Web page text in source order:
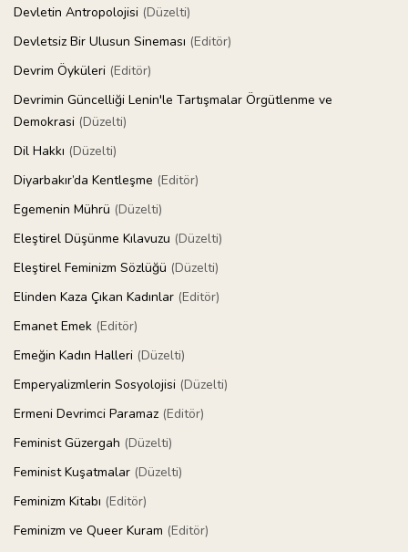
Devletin Antropolojisi (Düzelti)
Devletsiz Bir Ulusun Sineması (Editör)
Devrim Öyküleri (Editör)
Devrimin Güncelliği Lenin'le Tartışmalar Örgütlenme ve
Demokrasi (Düzelti)
Dil Hakkı (Düzelti)
Diyarbakır’da Kentleşme (Editör)
Egemenin Mührü (Düzelti)
Eleştirel Düşünme Kılavuzu (Düzelti)
Eleştirel Feminizm Sözlüğü (Düzelti)
Elinden Kaza Çıkan Kadınlar (Editör)
Emanet Emek (Editör)
Emeğin Kadın Halleri (Düzelti)
Emperyalizmlerin Sosyolojisi (Düzelti)
Ermeni Devrimci Paramaz (Editör)
Feminist Güzergah (Düzelti)
Feminist Kuşatmalar (Düzelti)
Feminizm Kitabı (Editör)
Feminizm ve Queer Kuram (Editör)